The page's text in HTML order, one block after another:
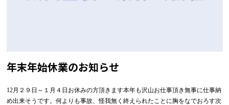
年末年始休業のお知らせ
12月２９日～１月４日お休みの方頂きます本年も沢山お仕事頂き無事に仕事納
め出来そうです。何よりも事故、怪我無く終えられたことに胸をなでおろす次